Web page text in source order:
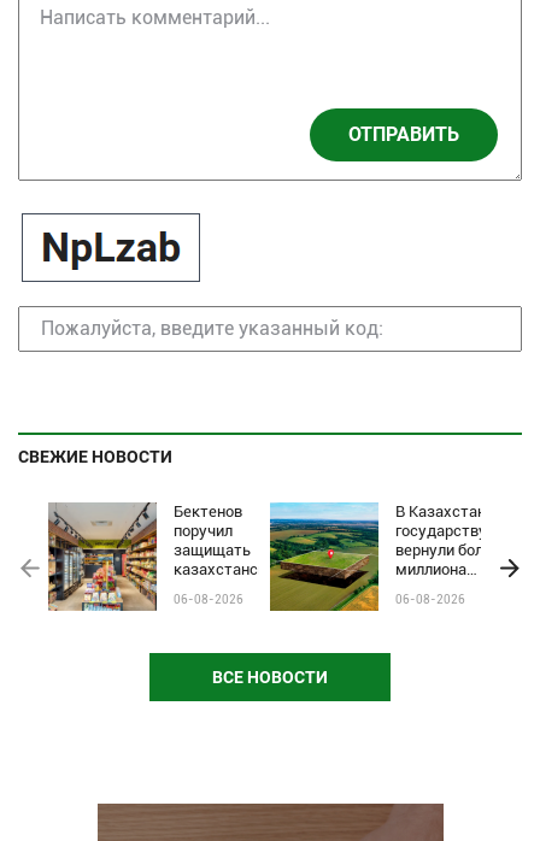
ОТПРАВИТЬ
СВЕЖИЕ НОВОСТИ
Бектенов
поручил
защищать
казахстанские
чёрного пиара
06-08-2026
В Казахстане
государству
вернули более
миллиона
сельхозземель
06-08-2026
ВСЕ НОВОСТИ